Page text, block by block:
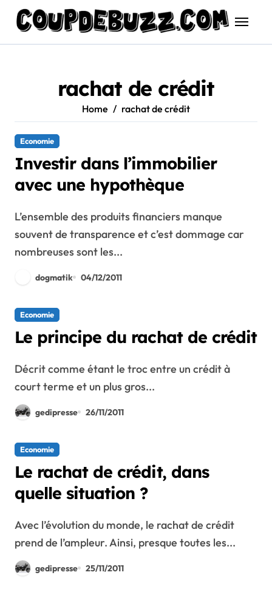
content
rachat de crédit
Home rachat de crédit
Economie
Investir dans l’immobilier
avec une hypothèque
L’ensemble des produits financiers manque
souvent de transparence et c’est dommage car
nombreuses sont les...
dogmatik 04/12/2011
Economie
Le principe du rachat de crédit
Décrit comme étant le troc entre un crédit à
court terme et un plus gros...
gedipresse 26/11/2011
Economie
Le rachat de crédit, dans
quelle situation ?
Avec l’évolution du monde, le rachat de crédit
prend de l’ampleur. Ainsi, presque toutes les...
gedipresse 25/11/2011